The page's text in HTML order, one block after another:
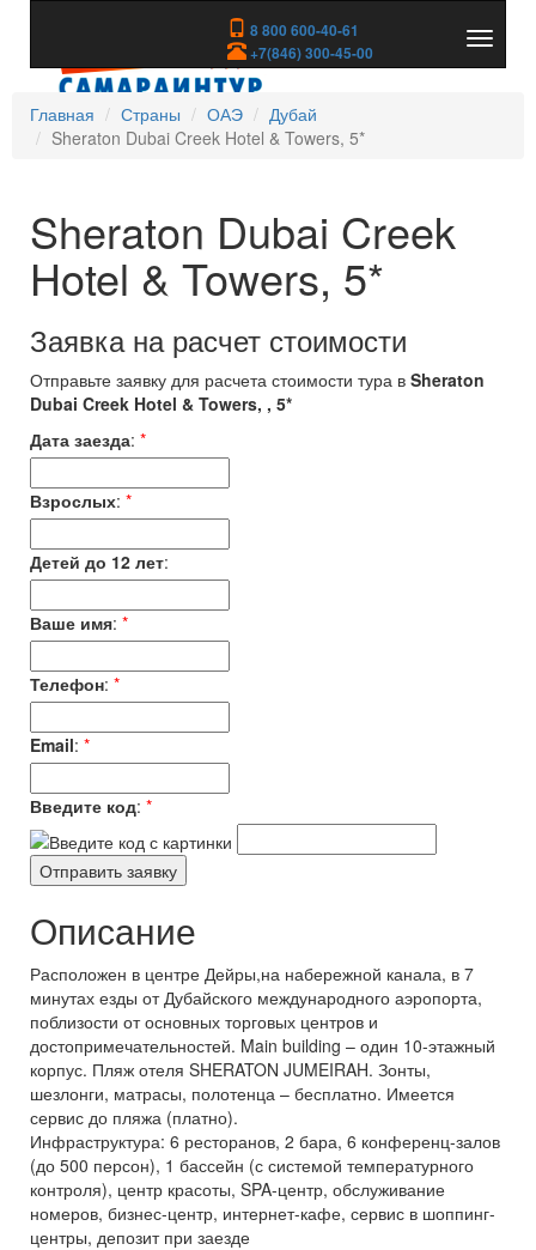
8 800 600-40-61
+7(846) 300-45-00
скрыть
Главная
Страны ОАЭ
Дубай
Sheraton Dubai Creek Hotel & Towers, 5*
Sheraton Dubai Creek
Hotel & Towers, 5*
Заявка на расчет стоимости
Отправьте заявку для расчета стоимости тура в Sheraton
Dubai Creek Hotel & Towers, , 5*
Дата заезда: *
Взрослых: *
Детей до 12 лет:
Ваше имя: *
Телефон: *
Email: *
Введите код: *
Описание
Расположен в центре Дейры,на набережной канала, в 7
минутах езды от Дубайского международного аэропорта,
поблизости от основных торговых центров и
достопримечательностей. Main building – один 10-этажный
корпус. Пляж отеля SHERATON JUMEIRAH. Зонты,
шезлонги, матрасы, полотенца – бесплатно. Имеется
сервис до пляжа (платно).
Инфраструктура: 6 ресторанов, 2 бара, 6 конференц-залов
(до 500 персон), 1 бассейн (с системой температурного
контроля), центр красоты, SPA-центр, обслуживание
номеров, бизнес-центр, интернет-кафе, сервис в шоппинг-
центры, депозит при заезде